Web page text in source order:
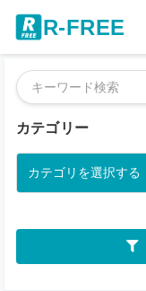
R-FREE
カテゴリー
カテゴリを選択する